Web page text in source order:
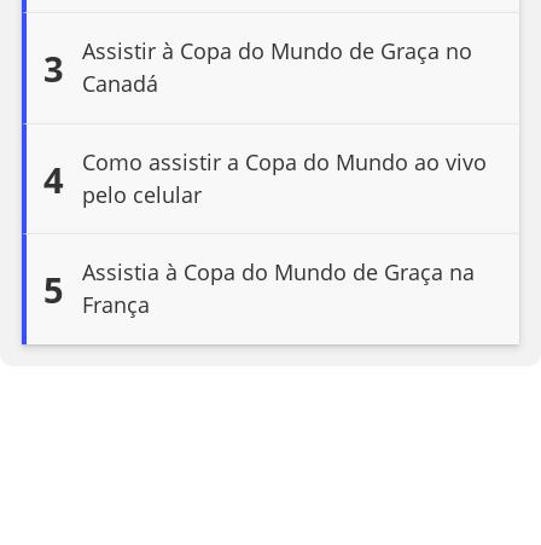
3
Assistir à Copa do Mundo de Graça no
Canadá
4
Como assistir a Copa do Mundo ao vivo
pelo celular
5
Assistia à Copa do Mundo de Graça na
França